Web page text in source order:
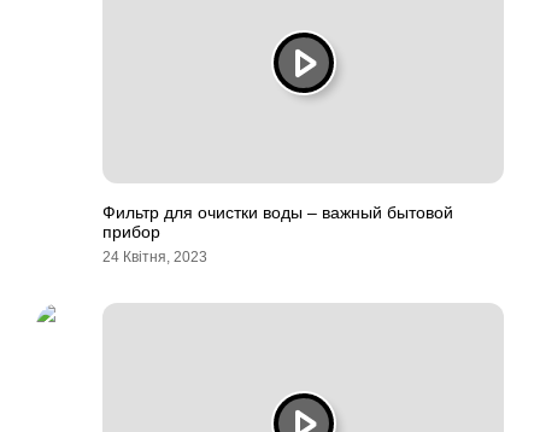
Фильтр для очистки воды – важный бытовой
прибор
24 Квітня, 2023